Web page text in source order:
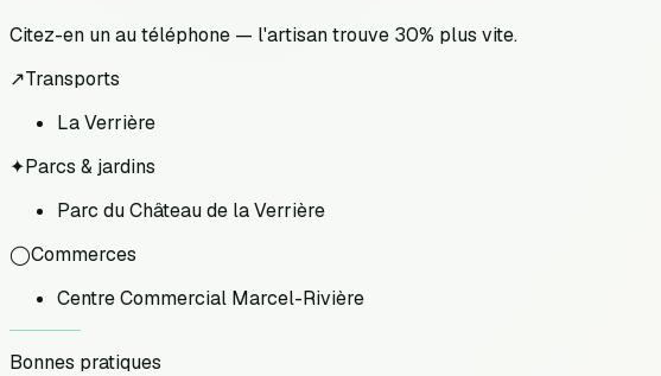
Citez-en un au téléphone — l'artisan trouve 30% plus vite.
↗Transports
La Verrière
✦Parcs & jardins
Parc du Château de la Verrière
◯Commerces
Centre Commercial Marcel-Rivière
Bonnes pratiques